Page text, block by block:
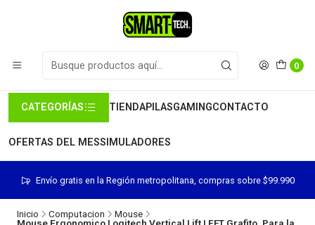
0
CATEGORÍAS TIENDAPILASGAMINGCONTACTO
OFERTAS DEL MESSIMULADORES
Envío gratis en la Región metropolitana, compras sobre $99.990
Inicio Computacion
Mouse